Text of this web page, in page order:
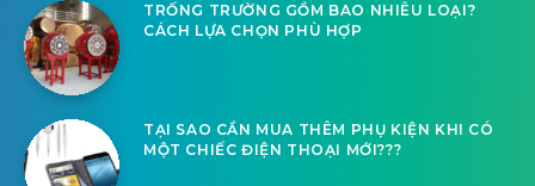
TRỐNG TRƯỜNG GỒM BAO NHIÊU LOẠI?
CÁCH LỰA CHỌN PHÙ HỢP
TẠI SAO CẦN MUA THÊM PHỤ KIỆN KHI CÓ
MỘT CHIẾC ĐIỆN THOẠI MỚI???